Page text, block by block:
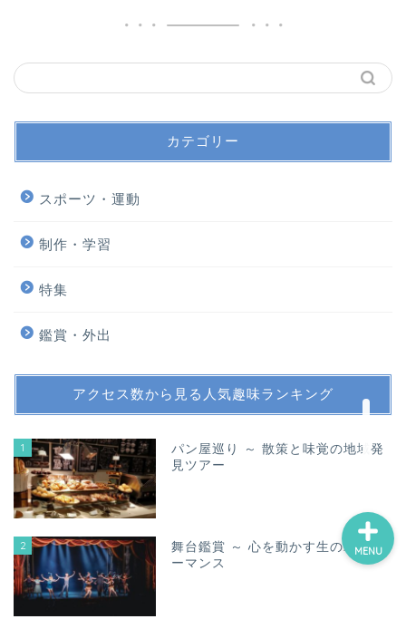
カテゴリー
スポーツ・運動
制作・学習
特集
鑑賞・外出
アクセス数から見る人気趣味ランキング
1
パン屋巡り ～ 散策と味覚の地域発
見ツアー
2
舞台鑑賞 ～ 心を動かす生のパフォ
ーマンス
MENU
鑑賞・外出